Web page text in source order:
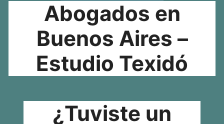
Abogados en
Buenos Aires –
Estudio Texidó
¿Tuviste un